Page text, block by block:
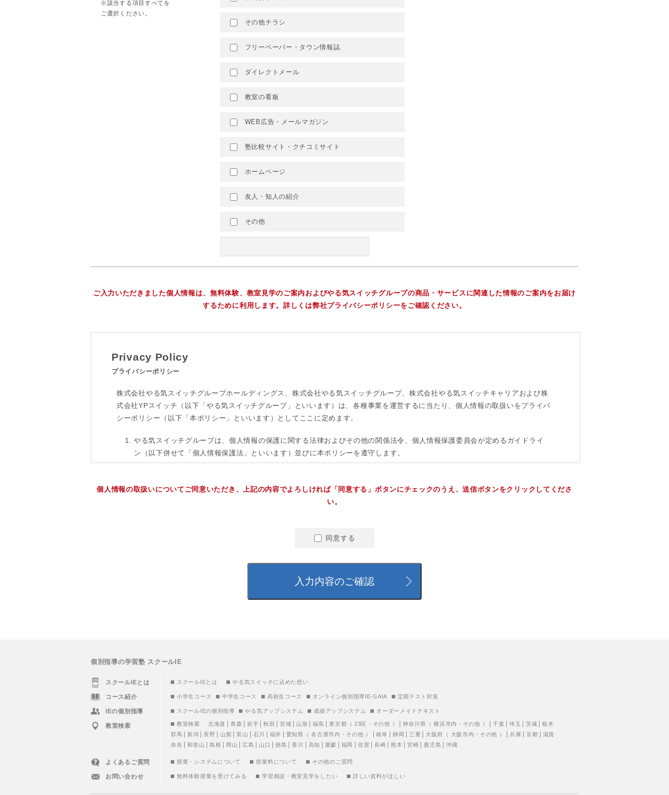
※該当する項目すべてを
ご選択ください。
その他チラシ
フリーペーパー・タウン情報誌
ダイレクトメール
教室の看板
WEB広告・メールマガジン
塾比較サイト・クチコミサイト
ホームページ
友人・知人の紹介
その他
ご入力いただきました個人情報は、無料体験、教室見学のご案内およびやる気スイッチグループの商品・サービスに関連した情報のご案内をお届け
するために利用します。詳しくは弊社プライバシーポリシーをご確認ください。
個人情報の取扱いについてご同意いただき、上記の内容でよろしければ「同意する」ボタンにチェックのうえ、送信ボタンをクリックしてくださ
い。
同意する
個別指導の学習塾 スクールIE
スクールIEとは スクールIEとは やる気スイッチに込めた想い
コース紹介 小学生コース 中学生コース 高校生コース オンライン個別指導IE-GAIA 定期テスト対策
IEの個別指導 スクールIEの個別指導 やる気アップシステム 成績アップシステム オーダーメイドテキスト
教室検索 教室検索 北海道 青森 岩手 秋田 宮城 山形 福島 東京都 （ 23区 ・ その他 ） 神奈川県 （横浜市内 ・ その他 ） 千葉 埼玉 茨城
栃木
群馬
新潟 長野 山梨 富山 石川 福井 愛知県 （名古屋市内 ・ その他 ） 岐阜 静岡 三重 大阪府 （ 大阪市内 ・ その他 ） 兵庫 京都
滋賀
奈良
和歌山 島根 岡山 広島 山口 徳島 香川 高知 愛媛 福岡 佐賀 長崎 熊本 宮崎 鹿児島 沖縄
よくあるご質問 授業・システムについて 授業料について その他のご質問
お問い合わせ 無料体験授業を受けてみる 学習相談・教室見学をしたい 詳しい資料がほしい